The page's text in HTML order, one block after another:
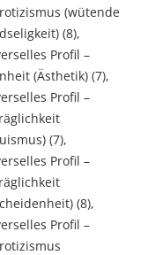
(wütende
(8),
Profil –
(Ästhetik) (7),
Profil –
(7),
Profil –
(8),
Profil –